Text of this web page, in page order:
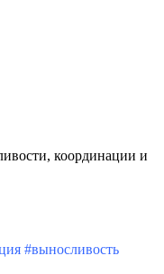
координации и
#выносливость